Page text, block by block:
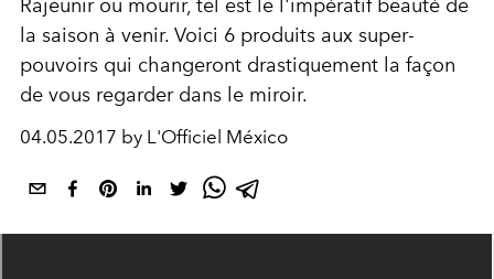
Rajeunir ou mourir, tel est le l'impératif beauté de
la saison à venir. Voici 6 produits aux super-
pouvoirs qui changeront drastiquement la façon
de vous regarder dans le miroir.
04.05.2017 by L'Officiel México